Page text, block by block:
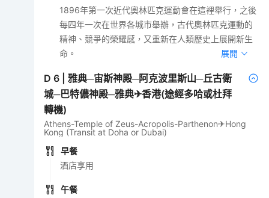
1896年第一次近代奧林匹克運動會在這裡舉行，之後
每四年一次在世界各城市舉辦，古代奧林匹克運動的
精神、競爭的榮耀感，又重新在人類歷史上展開新生
命。
展開
D6 |雅典─宙斯神殿─阿克波里斯山─丘古衛
城─巴特儂神殿─雅典✈香港(途經多哈或杜拜
轉機)
Athens-Temple of Zeus-Acropolis-Parthenon✈Hong
Kong (Transit at Doha or Dubai)
早餐
酒店享用
午餐